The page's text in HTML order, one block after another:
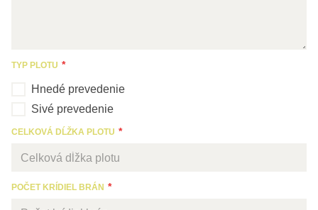
TYP PLOTU
Hnedé prevedenie
Sivé prevedenie
CELKOVÁ DĹŽKA PLOTU
POČET KRÍDIEL BRÁN